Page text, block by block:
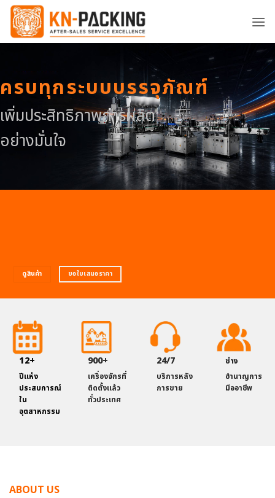
ข้าม
ยัง
ดูสินค้า ขอใบเสนอราคา
ครบทุกระบบบรรจุภัณฑ์
เพิ่มประสิทธิภาพการผลิต
อย่างมั่นใจ
12+
ปีแห่ง
ประสบการณ์
ใน
อุตสาหกรรม
900+
เครื่องจักรที่
ติดตั้งแล้ว
ทั่วประเทศ
24/7
บริการหลัง
การขาย
ช่าง
ชำนาญการ
มืออาชีพ
ABOUT US